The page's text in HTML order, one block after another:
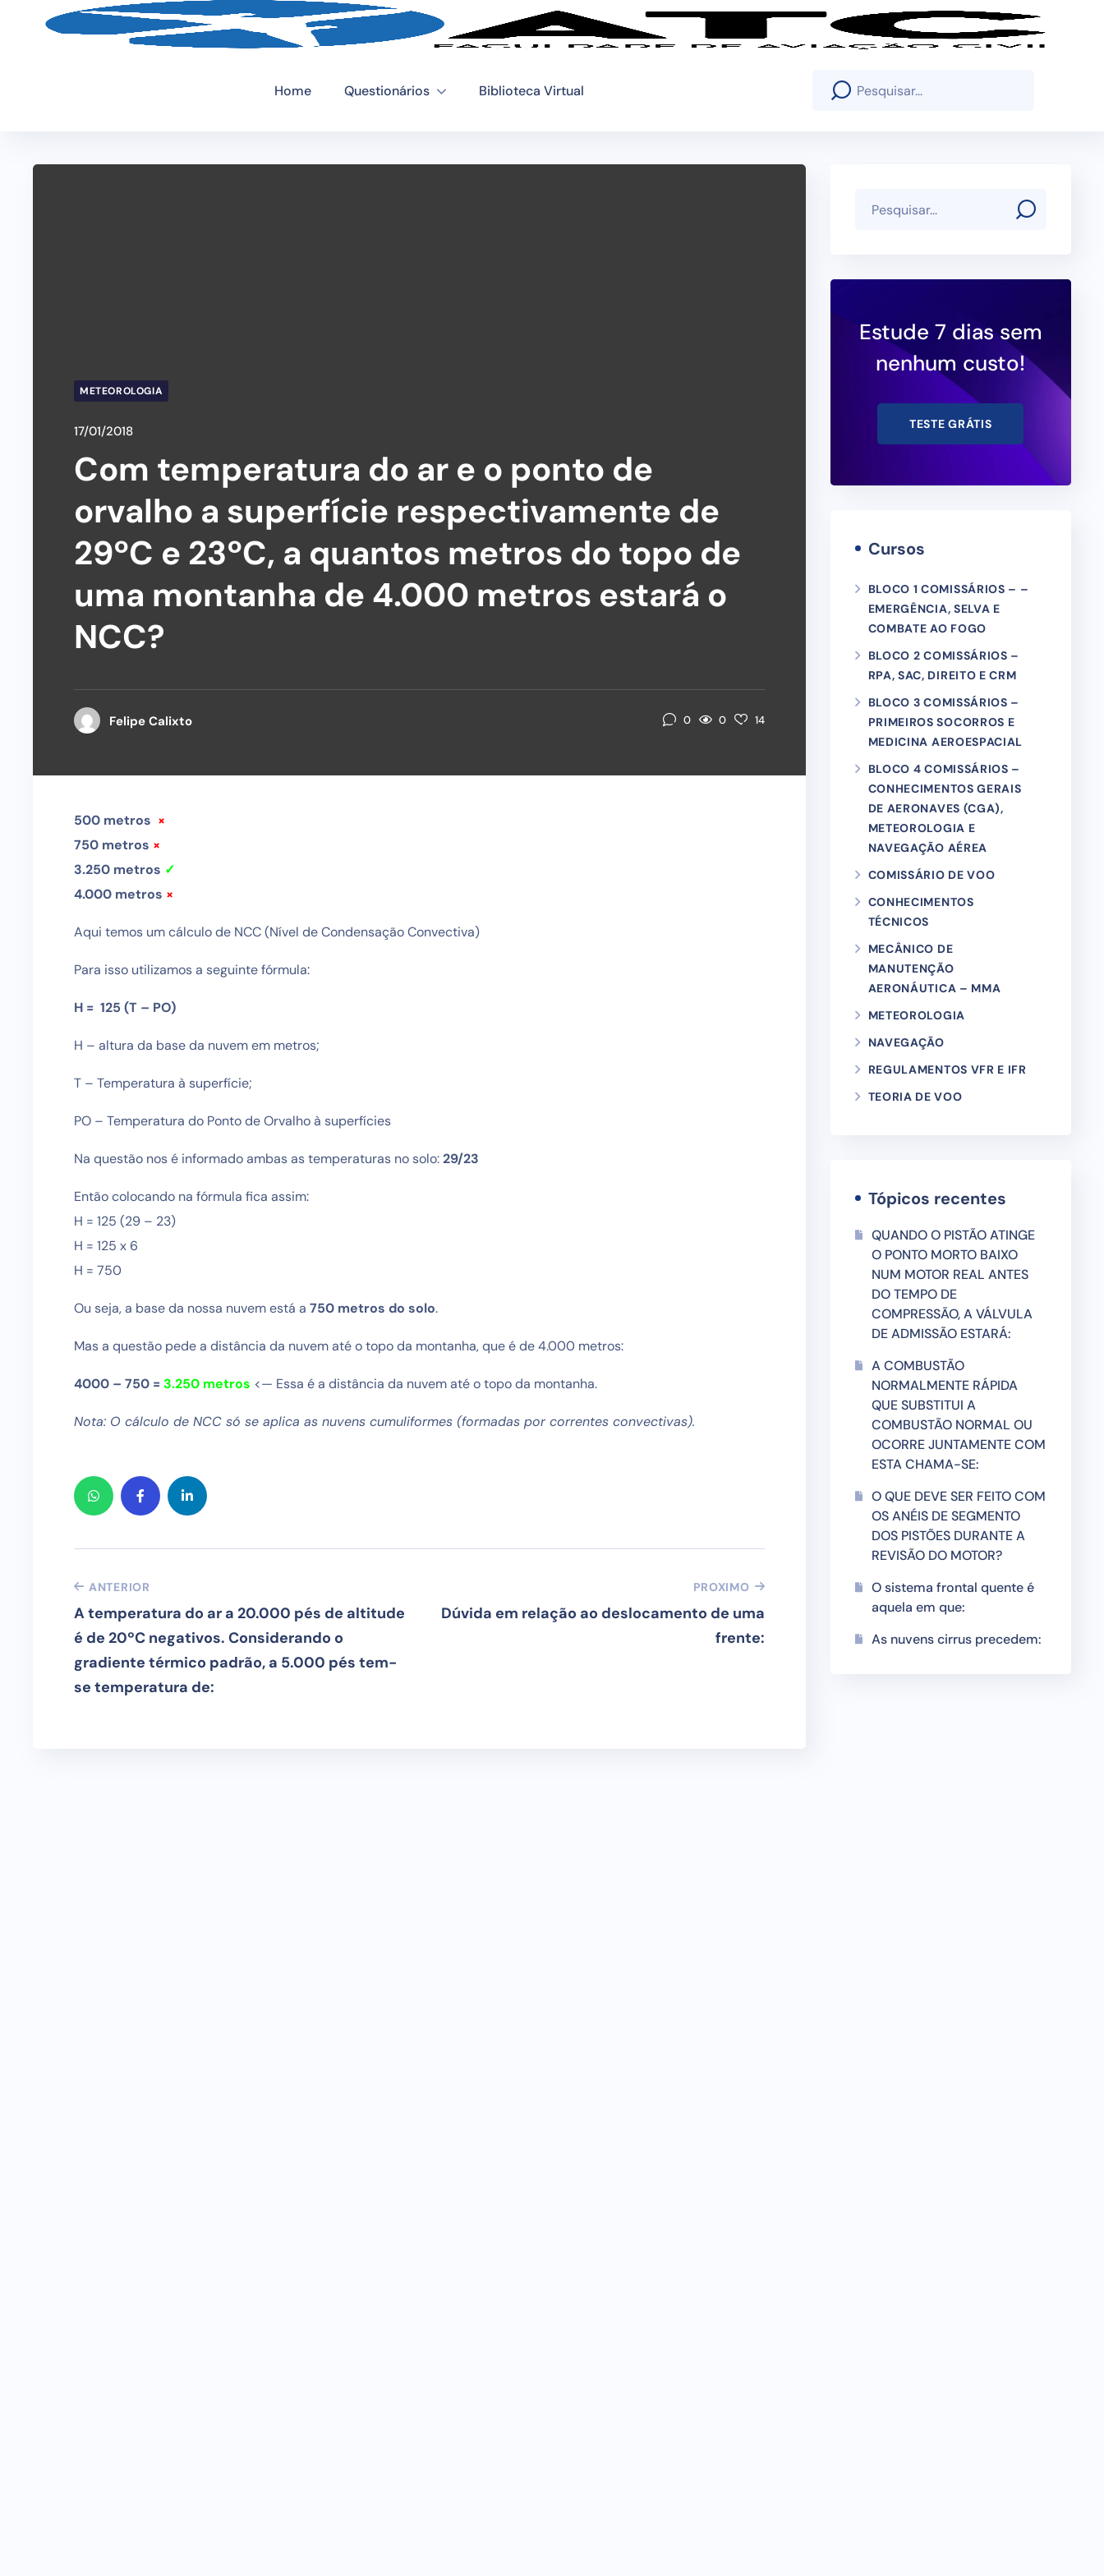
Home Questionários Biblioteca Virtual
METEOROLOGIA
17/01/2018
Com temperatura do ar e o ponto de
orvalho a superfície respectivamente de
29ºC e 23ºC, a quantos metros do topo de
uma montanha de 4.000 metros estará o
NCC?
Felipe Calixto 0 0 14
500 metros ×
750 metros ×
3.250 metros ✓
4.000 metros ×
Aqui temos um cálculo de NCC (Nível de Condensação Convectiva)
Para isso utilizamos a seguinte fórmula:
H = 125 (T – PO)
H – altura da base da nuvem em metros;
T – Temperatura à superfície;
PO – Temperatura do Ponto de Orvalho à superfícies
Na questão nos é informado ambas as temperaturas no solo:29/23
Então colocando na fórmula fica assim:
H = 125 (29 – 23)
H = 125 x 6
H = 750
Ou seja, a base da nossa nuvem está a 750 metros do solo.
Mas a questão pede a distância da nuvem até o topo da montanha, que é de 4.000 metros:
4000 – 750 = 3.250 metros <— Essa é a distância da nuvem até o topo da montanha.
Nota: O cálculo de NCC só se aplica as nuvens cumuliformes (formadas por correntes convectivas).
ANTERIOR
A temperatura do ar a 20.000 pés de altitude
é de 20ºC negativos. Considerando o
gradiente térmico padrão, a 5.000 pés tem-
se temperatura de:
PROXIMO
Dúvida em relação ao deslocamento de uma
frente:
Estude 7 dias sem
nenhum custo!
TESTE GRÁTIS
Cursos
BLOCO 1 COMISSÁRIOS – –
EMERGÊNCIA, SELVA E
COMBATE AO FOGO
BLOCO 2 COMISSÁRIOS –
RPA, SAC, DIREITO E CRM
BLOCO 3 COMISSÁRIOS –
PRIMEIROS SOCORROS E
MEDICINA AEROESPACIAL
BLOCO 4 COMISSÁRIOS –
CONHECIMENTOS GERAIS
DE AERONAVES (CGA),
METEOROLOGIA E
NAVEGAÇÃO AÉREA
COMISSÁRIO DE VOO
CONHECIMENTOS
TÉCNICOS
MECÂNICO DE
MANUTENÇÃO
AERONÁUTICA – MMA
METEOROLOGIA
NAVEGAÇÃO
REGULAMENTOS VFR E IFR
TEORIA DE VOO
Tópicos recentes
QUANDO O PISTÃO ATINGE
O PONTO MORTO BAIXO
NUM MOTOR REAL ANTES
DO TEMPO DE
COMPRESSÃO, A VÁLVULA
DE ADMISSÃO ESTARÁ:
A COMBUSTÃO
NORMALMENTE RÁPIDA
QUE SUBSTITUI A
COMBUSTÃO NORMAL OU
OCORRE JUNTAMENTE COM
ESTA CHAMA-SE:
O QUE DEVE SER FEITO COM
OS ANÉIS DE SEGMENTO
DOS PISTÕES DURANTE A
REVISÃO DO MOTOR?
O sistema frontal quente é
aquela em que:
As nuvens cirrus precedem: